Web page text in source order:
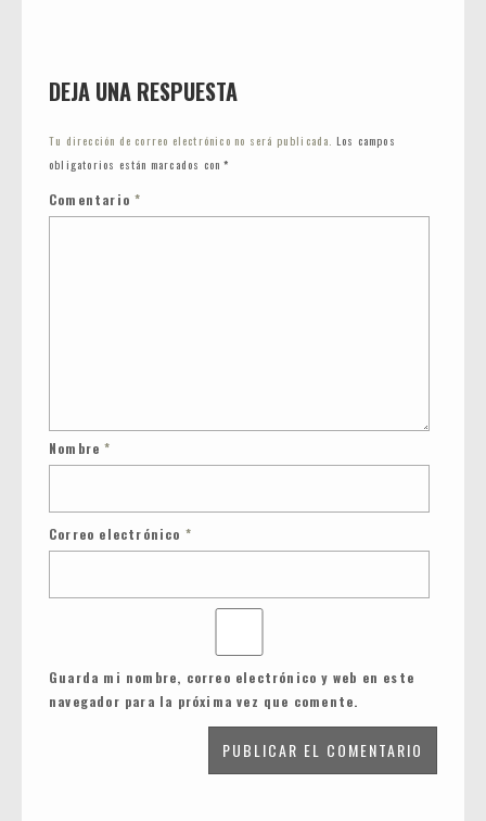
DEJA UNA RESPUESTA
Tu dirección de correo electrónico no será publicada. Los campos
obligatorios están marcados con*
Comentario*
Nombre*
Correo electrónico *
Guarda mi nombre, correo electrónico y web en este
navegador para la próxima vez que comente.